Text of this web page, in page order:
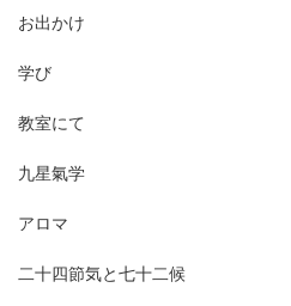
お出かけ
学び
教室にて
九星氣学
アロマ
二十四節気と七十二候